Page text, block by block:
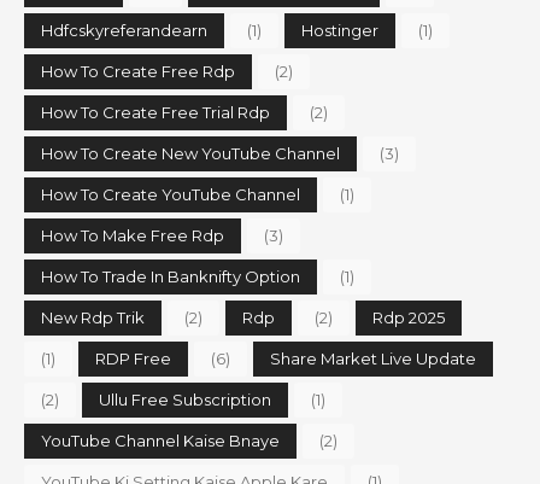
Hdfcskyreferandearn (1) Hostinger (1)
How To Create Free Rdp (2)
How To Create Free Trial Rdp (2)
How To Create New YouTube Channel (3)
How To Create YouTube Channel (1)
How To Make Free Rdp (3)
How To Trade In Banknifty Option (1)
New Rdp Trik (2) Rdp (2) Rdp 2025
(1) RDP Free (6) Share Market Live Update
(2) Ullu Free Subscription (1)
YouTube Channel Kaise Bnaye (2)